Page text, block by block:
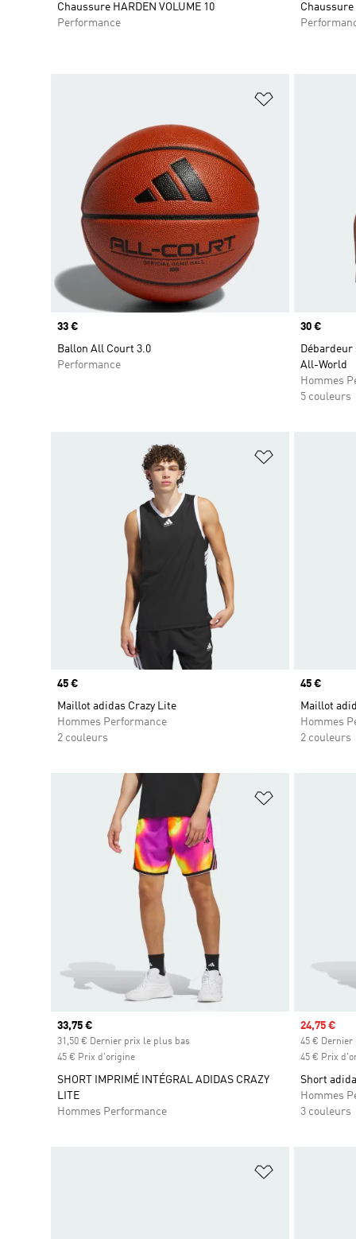
Chaussure HARDEN VOLUME 10
Performance
Chaussure
Ajouter à la
Prix
33 €
Ballon All Court 3.0
Performance
Prix
30 €
Débardeur
All-World
Hommes
5 couleurs
Ajouter à la
Prix
45 €
Maillot adidas Crazy Lite
Hommes Performance
2 couleurs
Prix
45 €
Maillot
Hommes
2 couleurs
Ajouter à la
Prix actuel
33,75 €
31,50 € Dernier prix le plus bas
45 € Prix d'origine
SHORT IMPRIMÉ INTÉGRAL ADIDAS CRAZY
LITE
Hommes Performance
Prix soldé
24,75 €
45 €
45 € Prix
Short
Hommes
3 couleurs